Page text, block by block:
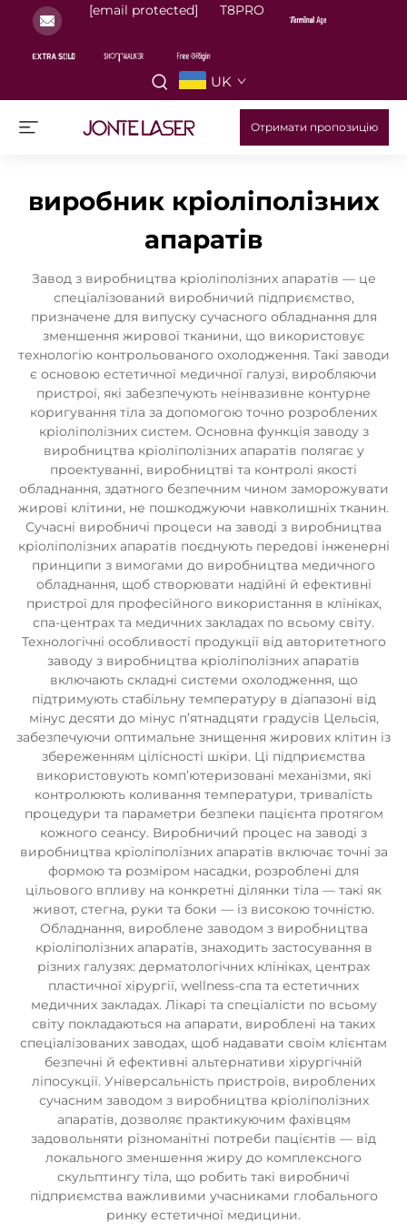
[email protected] T8PRO
UK
Отримати пропозицію
виробник кріоліполізних
апаратів
Завод з виробництва кріоліполізних апаратів — це
спеціалізований виробничий підприємство,
призначене для випуску сучасного обладнання для
зменшення жирової тканини, що використовує
технологію контрольованого охолодження. Такі заводи
є основою естетичної медичної галузі, виробляючи
пристрої, які забезпечують неінвазивне контурне
коригування тіла за допомогою точно розроблених
кріоліполізних систем. Основна функція заводу з
виробництва кріоліполізних апаратів полягає у
проектуванні, виробництві та контролі якості
обладнання, здатного безпечним чином заморожувати
жирові клітини, не пошкоджуючи навколишніх тканин.
Сучасні виробничі процеси на заводі з виробництва
кріоліполізних апаратів поєднують передові інженерні
принципи з вимогами до виробництва медичного
обладнання, щоб створювати надійні й ефективні
пристрої для професійного використання в клініках,
спа-центрах та медичних закладах по всьому світу.
Технологічні особливості продукції від авторитетного
заводу з виробництва кріоліполізних апаратів
включають складні системи охолодження, що
підтримують стабільну температуру в діапазоні від
мінус десяти до мінус п’ятнадцяти градусів Цельсія,
забезпечуючи оптимальне знищення жирових клітин із
збереженням цілісності шкіри. Ці підприємства
використовують комп’ютеризовані механізми, які
контролюють коливання температури, тривалість
процедури та параметри безпеки пацієнта протягом
кожного сеансу. Виробничий процес на заводі з
виробництва кріоліполізних апаратів включає точні за
формою та розміром насадки, розроблені для
цільового впливу на конкретні ділянки тіла — такі як
живот, стегна, руки та боки — із високою точністю.
Обладнання, вироблене заводом з виробництва
кріоліполізних апаратів, знаходить застосування в
різних галузях: дерматологічних клініках, центрах
пластичної хірургії, wellness-спа та естетичних
медичних закладах. Лікарі та спеціалісти по всьому
світу покладаються на апарати, вироблені на таких
спеціалізованих заводах, щоб надавати своїм клієнтам
безпечні й ефективні альтернативи хірургічній
ліпосукції. Універсальність пристроїв, вироблених
сучасним заводом з виробництва кріоліполізних
апаратів, дозволяє практикуючим фахівцям
задовольняти різноманітні потреби пацієнтів — від
локального зменшення жиру до комплексного
скульптингу тіла, що робить такі виробничі
підприємства важливими учасниками глобального
ринку естетичної медицини.